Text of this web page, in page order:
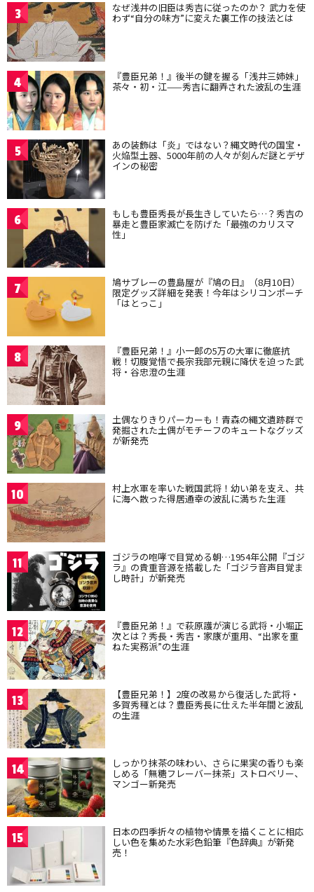
3 なぜ浅井の旧臣は秀吉に従ったのか？ 武力を使
わず“自分の味方”に変えた裏工作の技法とは
4 『豊臣兄弟！』後半の鍵を握る「浅井三姉妹」
茶々・初・江——秀吉に翻弄された波乱の生涯
5 あの装飾は「炎」ではない？縄文時代の国宝・
火焔型土器、5000年前の人々が刻んだ謎とデザ
インの秘密
6 もしも豊臣秀長が長生きしていたら…？秀吉の
暴走と豊臣家滅亡を防げた「最強のカリスマ
性」
7 鳩サブレーの豊島屋が『鳩の日』（8月10日）
限定グッズ詳細を発表！今年はシリコンポーチ
「はとっこ」
8 『豊臣兄弟！』小一郎の5万の大軍に徹底抗
戦！切腹覚悟で長宗我部元親に降伏を迫った武
将・谷忠澄の生涯
9 土偶なりきりパーカーも！青森の縄文遺跡群で
発掘された土偶がモチーフのキュートなグッズ
が新発売
10 村上水軍を率いた戦国武将！幼い弟を支え、共
に海へ散った得居通幸の波乱に満ちた生涯
11 ゴジラの咆哮で目覚める朝…1954年公開『ゴジ
ラ』の貴重音源を搭載した「ゴジラ音声目覚ま
し時計」が新発売
12 『豊臣兄弟！』で萩原護が演じる武将・小堀正
次とは？秀長・秀吉・家康が重用、“出家を重
ねた実務派”の生涯
13 【豊臣兄弟！】2度の改易から復活した武将・
多賀秀種とは？豊臣秀長に仕えた半年間と波乱
の生涯
14 しっかり抹茶の味わい、さらに果実の香りも楽
しめる「無糖フレーバー抹茶」ストロベリー、
マンゴー新発売
15 日本の四季折々の植物や情景を描くことに相応
しい色を集めた水彩色鉛筆『色辞典』が新発
売！